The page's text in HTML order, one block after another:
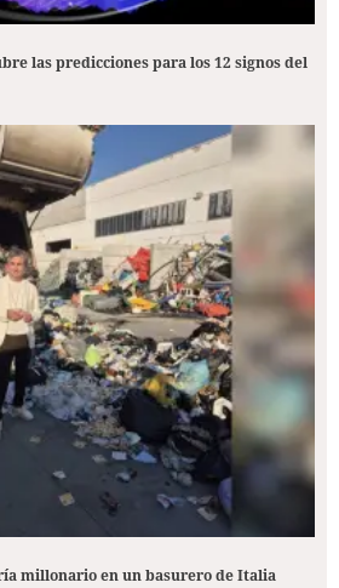
las predicciones para los 12 signos del
millonario en un basurero de Italia